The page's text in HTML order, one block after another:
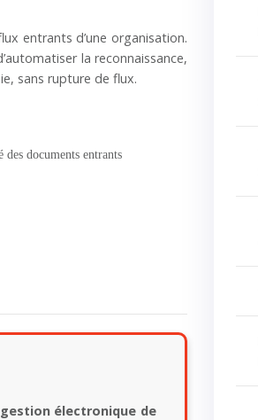
entrants d’une organisation.
la reconnaissance,
sans rupture de flux.
documents entrants
gestion électronique de